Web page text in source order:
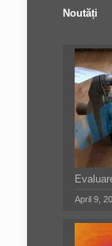
Noutăți
April 9,